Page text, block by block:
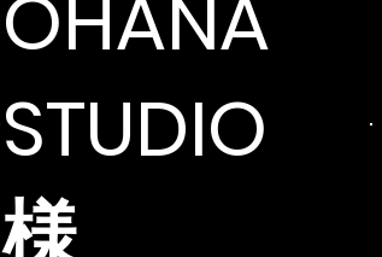
OHANA
STUDIO
様